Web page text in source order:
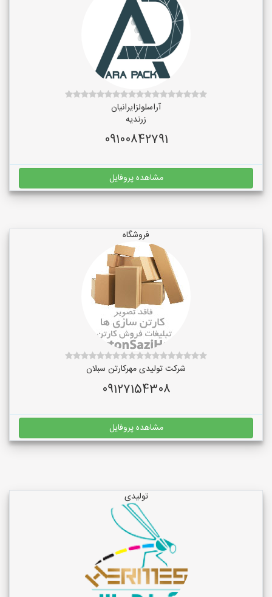
آراسلولزایرانیان
زرندیه
09100842791
مشاهده پروفایل
فروشگاه
شرکت تولیدی مهرکارتن سبلان
09127154308
مشاهده پروفایل
تولیدی